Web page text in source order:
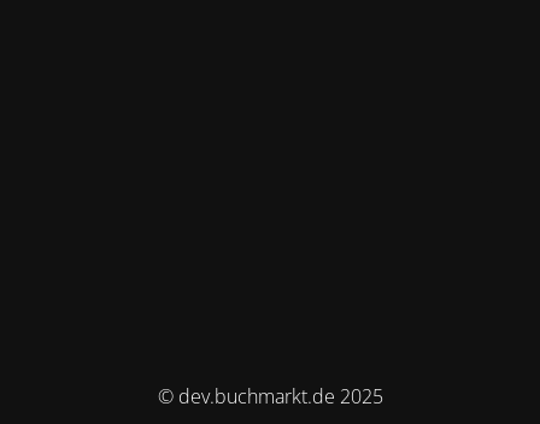
© dev.buchmarkt.de 2025